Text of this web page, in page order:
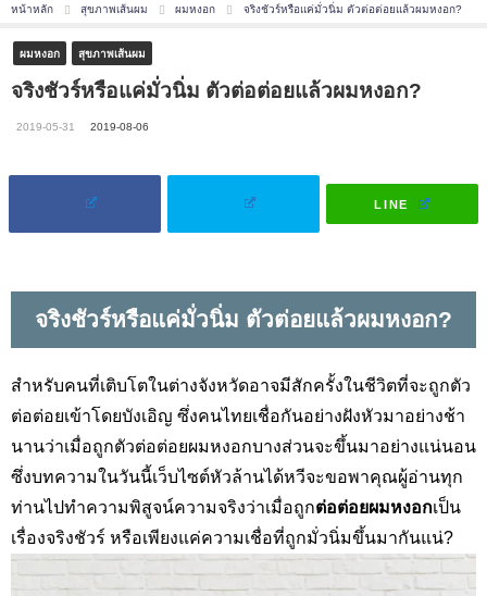
หน้าหลัก สุขภาพเส้นผม ผมหงอก จริงชัวร์หรือแค่มั่วนิ่ม ตัวต่อต่อยแล้วผมหงอก?
ผมหงอก สุขภาพเส้นผม
จริงชัวร์หรือแค่มั่วนิ่ม ตัวต่อต่อยแล้วผมหงอก?
2019-05-31 2019-08-06
LINE
จริงชัวร์หรือแค่มั่วนิ่ม ตัวต่อยแล้วผมหงอก?
สำหรับคนที่เติบโตในต่างจังหวัดอาจมีสักครั้งในชีวิตที่จะถูกตัว
ต่อต่อยเข้าโดยบังเอิญ ซึ่งคนไทยเชื่อกันอย่างฝังหัวมาอย่างช้า
นานว่าเมื่อถูกตัวต่อต่อยผมหงอกบางส่วนจะขึ้นมาอย่างแน่นอน
ซึ่งบทความในวันนี้เว็บไซต์หัวล้านได้หวีจะขอพาคุณผู้อ่านทุก
ท่านไปทำความพิสูจน์ความจริงว่าเมื่อถูกต่อต่อยผมหงอกเป็น
เรื่องจริงชัวร์ หรือเพียงแค่ความเชื่อที่ถูกมั่วนิ่มขึ้นมากันแน่?